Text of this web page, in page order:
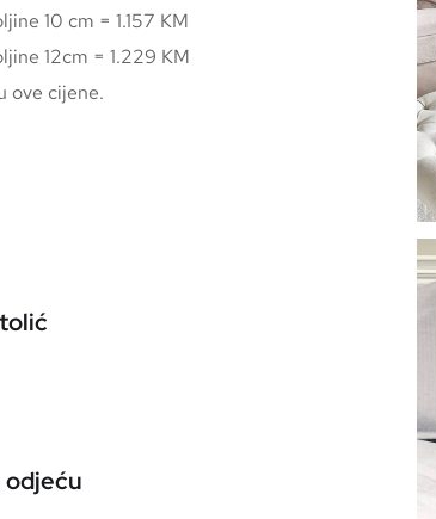
10 cm = 1.157 KM
12cm = 1.229 KM
ove cijene.
odjeću